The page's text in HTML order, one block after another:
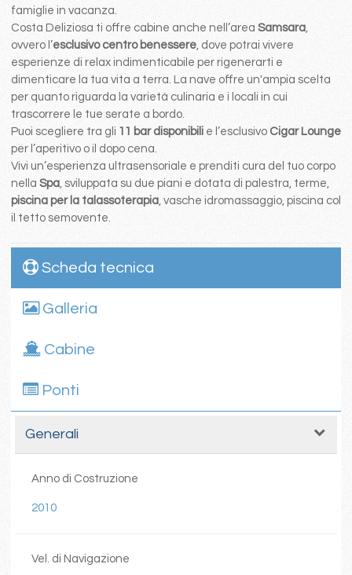
famiglie in vacanza.
Costa Deliziosa ti offre cabine anche nell’area Samsara,
ovvero l’esclusivo centro benessere, dove potrai vivere
esperienze di relax indimenticabile per rigenerarti e
dimenticare la tua vita a terra. La nave offre un'ampia scelta
per quanto riguarda la varietà culinaria e i locali in cui
trascorrere le tue serate a bordo.
Puoi scegliere tra gli 11 bar disponibilie l’esclusivo Cigar Lounge
per l’aperitivo o il dopo cena.
Vivi un’esperienza ultrasensoriale e prenditi cura del tuo corpo
nella Spa, sviluppata su due piani e dotata di palestra, terme,
piscina per la talassoterapia, vasche idromassaggio, piscina col
il tetto semovente.
Scheda tecnica
Galleria
Cabine
Ponti
Generali
Anno di Costruzione
2010
Vel. di Navigazione